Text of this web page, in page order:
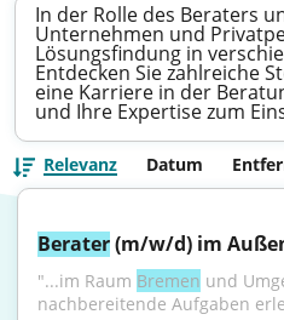
In der Rolle des Beraters
Unternehmen und
Lösungsfindung in
Entdecken Sie zahlreiche
eine Karriere in der
und Ihre Expertise zum
Relevanz Datum
Berater (m/w/d) im
"...im Raum Bremen und
nachbereitende Aufgaben